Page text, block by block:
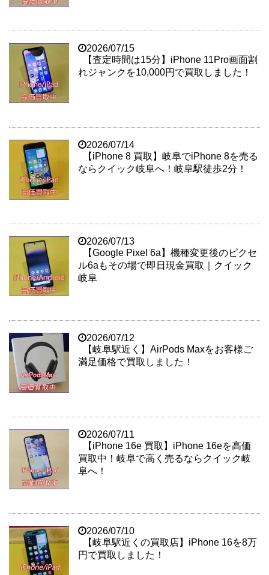
2026/07/15
【査定時間は15分】iPhone 11Pro画面割
れジャンクを10,000円で買取しました！
2026/07/14
【iPhone 8 買取】岐阜でiPhone 8を売る
ならクイック岐阜へ！岐阜駅徒歩2分！
2026/07/13
【Google Pixel 6a】機種変更後のピクセ
ル6aもその場で即日現金買取｜クイック
岐阜
2026/07/12
【岐阜駅近く】AirPods Maxをお客様ご
満足価格で買取しました！
2026/07/11
【iPhone 16e 買取】iPhone 16eを高価
買取中！岐阜で高く売るならクイック岐
阜へ！
2026/07/10
【岐阜駅近くの買取店】iPhone 16を8万
円で買取しました！